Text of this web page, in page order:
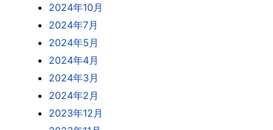
2024年10月
2024年7月
2024年5月
2024年4月
2024年3月
2024年2月
2023年12月